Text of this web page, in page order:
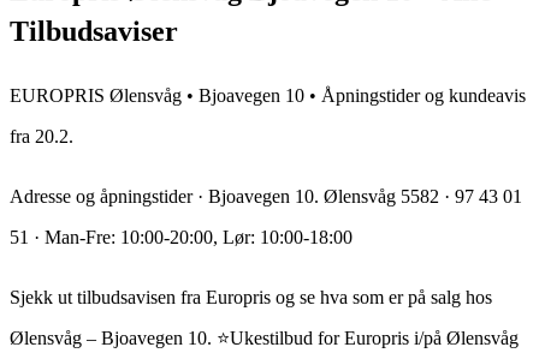
Tilbudsaviser
EUROPRIS Ølensvåg • Bjoavegen 10 • Åpningstider og kundeavis
fra 20.2.
Adresse og åpningstider · Bjoavegen 10. Ølensvåg 5582 · 97 43 01
51 · Man-Fre: 10:00-20:00, Lør: 10:00-18:00
Sjekk ut tilbudsavisen fra Europris og se hva som er på salg hos
Ølensvåg – Bjoavegen 10. ⭐Ukestilbud for Europris i/på Ølensvåg